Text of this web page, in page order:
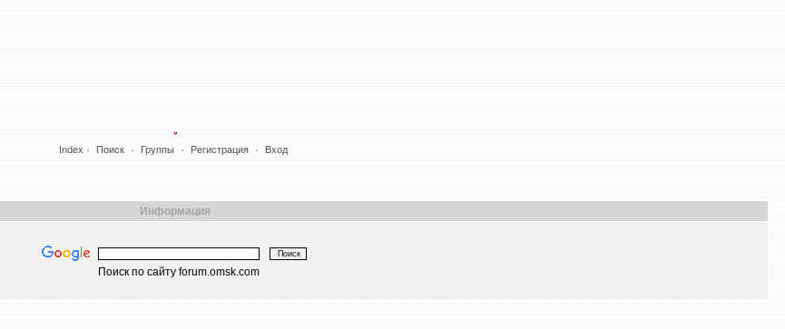
Index Поиск Группы Регистрация Вход
Информация
Поиск по сайту forum.omsk.com